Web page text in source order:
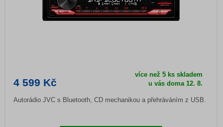
4 599 Kč
více než 5 ks skladem
u vás doma12. 8.
Autorádio JVC s Bluetooth, CD mechanikou a přehráváním z USB.